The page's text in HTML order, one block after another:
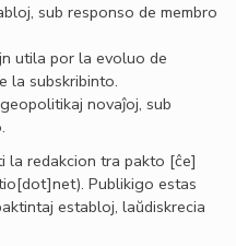
sub responso de membro
utila por la evoluo de
la subskribinto.
novaĵoj, sub
la redakcion tra pakto [ĉe]
. Publikigo estas
establoj, laŭdiskrecia